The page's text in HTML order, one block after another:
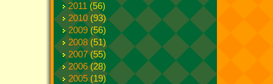
2011 (56)
2010 (93)
2009(56)
2008(51)
2007(55)
2006(28)
2005 (19)